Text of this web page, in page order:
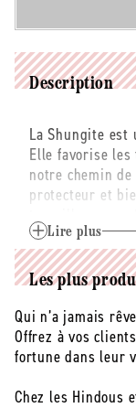
Jolis
Baumes
Bracelet
karma
shungite
Description
La Shungite
Elle favorise
notre chemin
protecteur et
Karma et de
Pierre de la
météorites et
bienveillantes
Porter le
belle aura, et
Lire plus
Les plus
Qui n’a jamais
Offrez à vos
fortune dans leur
Chez les Hindous